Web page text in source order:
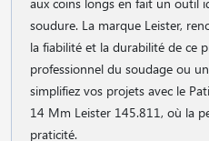
soudure. La marque Leister,
la fiabilité et la durabilité de ce
professionnel du soudage ou
simplifiez vos projets avec le
14 Mm Leister 145.811, où la
praticité.